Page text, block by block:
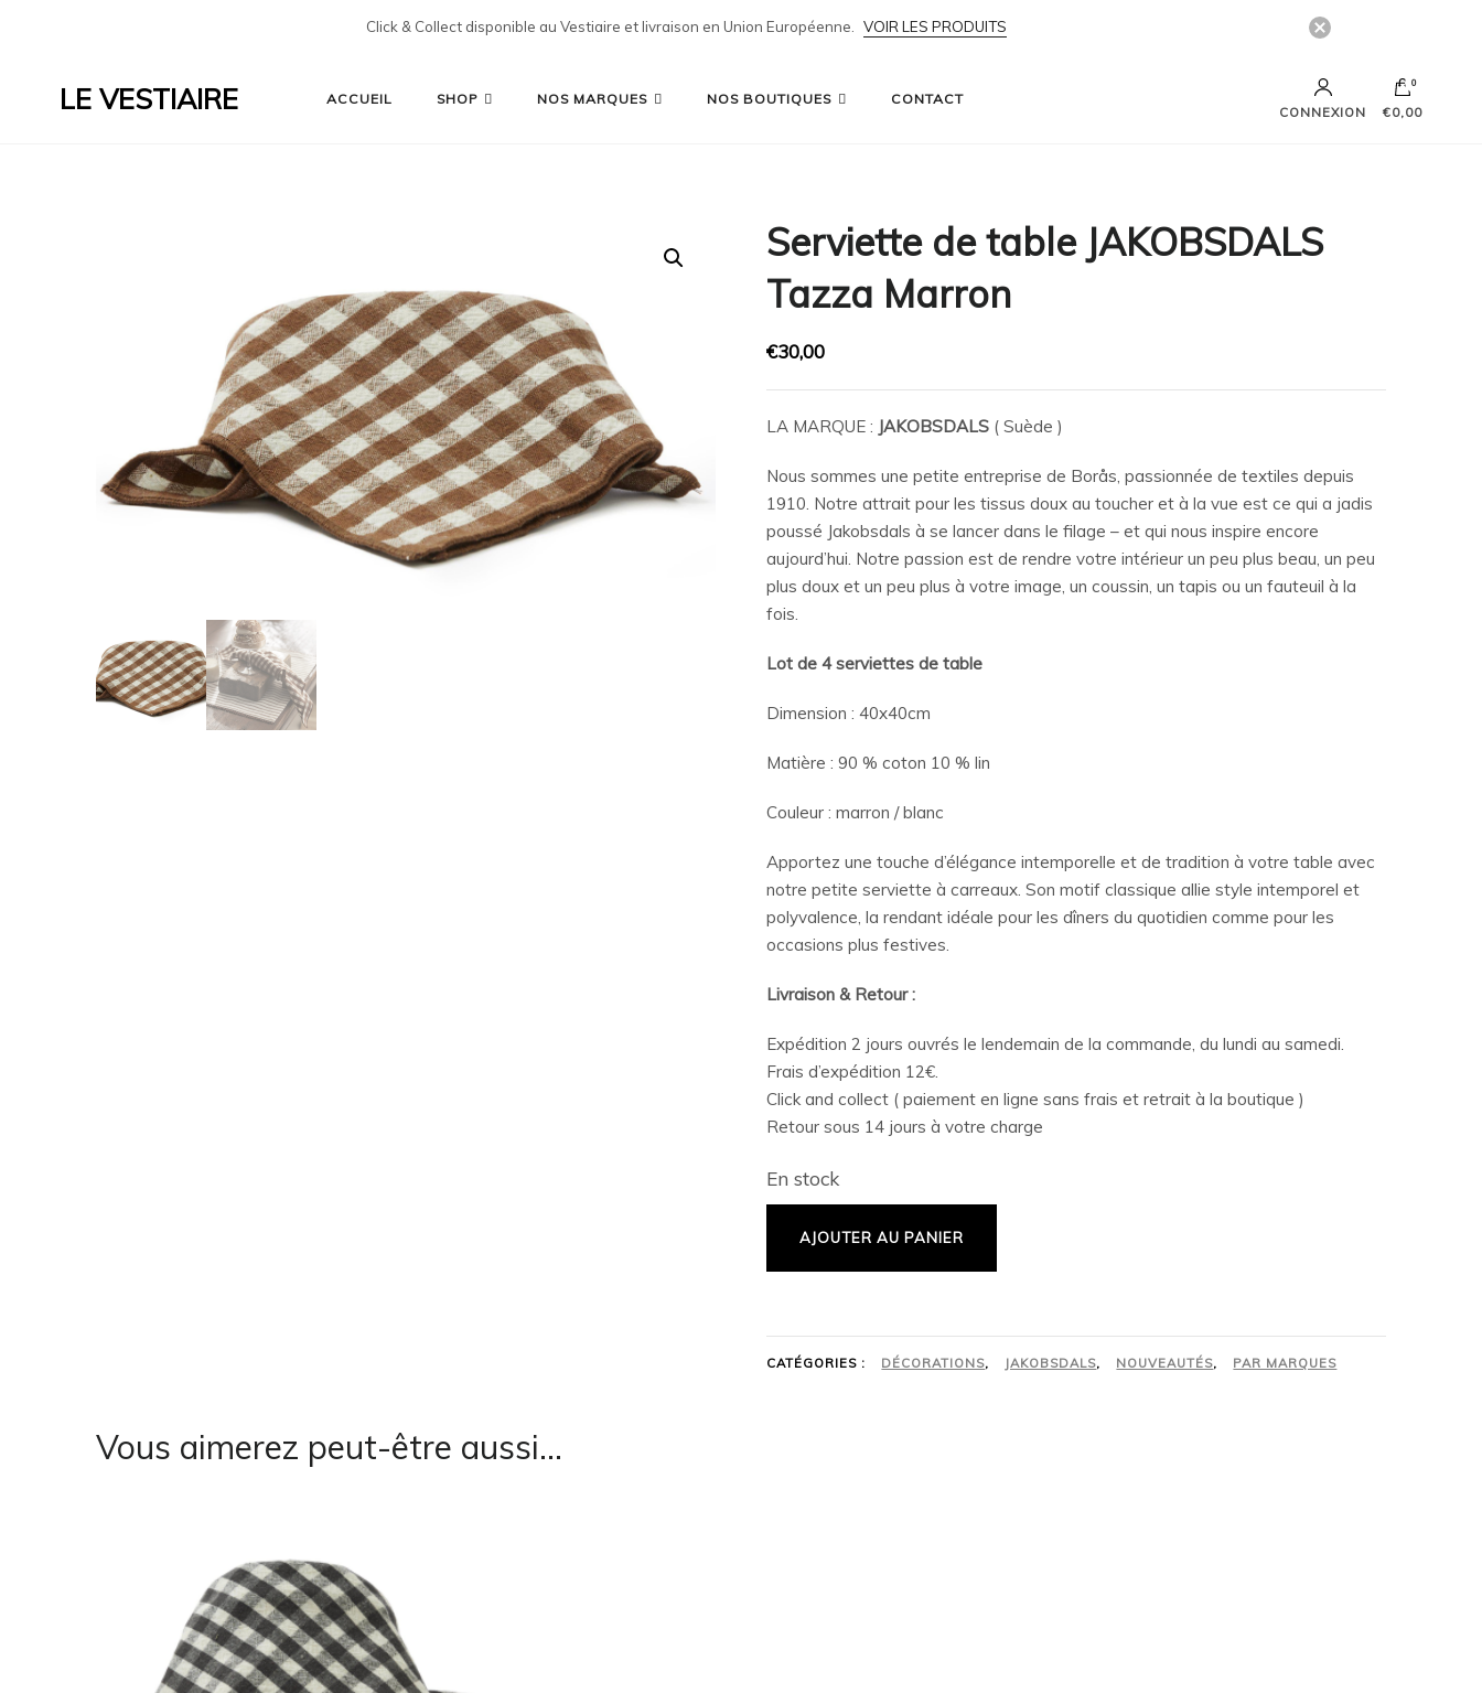
Click & Collect disponible au Vestiaire et livraison en Union Européenne. VOIR LES PRODUITS
LE VESTIAIRE ACCUEIL SHOP NOS MARQUES NOS BOUTIQUES CONTACT
CONNEXION
0
€0,00
Serviette de table JAKOBSDALS
Tazza Marron
€30,00
LA MARQUE : JAKOBSDALS ( Suède )
Nous sommes une petite entreprise de Borås, passionnée de textiles depuis
1910. Notre attrait pour les tissus doux au toucher et à la vue est ce qui a jadis
poussé Jakobsdals à se lancer dans le filage – et qui nous inspire encore
aujourd’hui. Notre passion est de rendre votre intérieur un peu plus beau, un peu
plus doux et un peu plus à votre image, un coussin, un tapis ou un fauteuil à la
fois.
Lot de 4 serviettes de table
Dimension : 40x40cm
Matière : 90 % coton 10 % lin
Couleur : marron / blanc
Apportez une touche d’élégance intemporelle et de tradition à votre table avec
notre petite serviette à carreaux. Son motif classique allie style intemporel et
polyvalence, la rendant idéale pour les dîners du quotidien comme pour les
occasions plus festives.
Livraison & Retour :
Expédition 2 jours ouvrés le lendemain de la commande, du lundi au samedi.
Frais d’expédition 12€.
Click and collect ( paiement en ligne sans frais et retrait à la boutique )
Retour sous 14 jours à votre charge
En stock
AJOUTER AU PANIER
CATÉGORIES : DÉCORATIONS, JAKOBSDALS, NOUVEAUTÉS, PAR MARQUES
Vous aimerez peut-être aussi…